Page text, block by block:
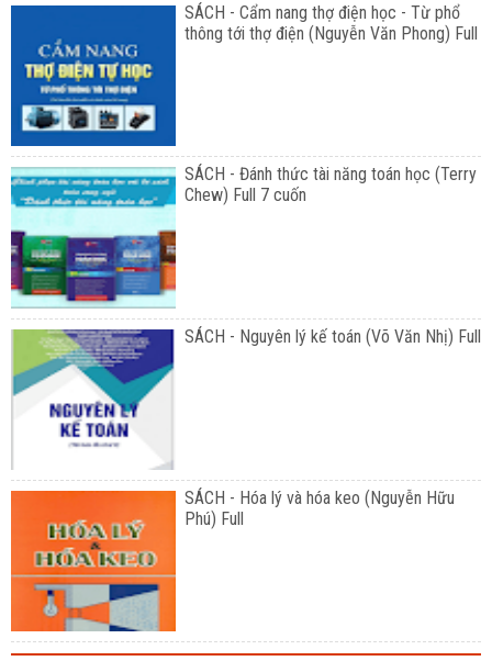
SÁCH - Cẩm nang thợ điện học - Từ phổ
thông tới thợ điện (Nguyễn Văn Phong) Full
SÁCH - Đánh thức tài năng toán học (Terry
Chew) Full 7 cuốn
SÁCH - Nguyên lý kế toán (Võ Văn Nhị) Full
SÁCH - Hóa lý và hóa keo (Nguyễn Hữu
Phú) Full